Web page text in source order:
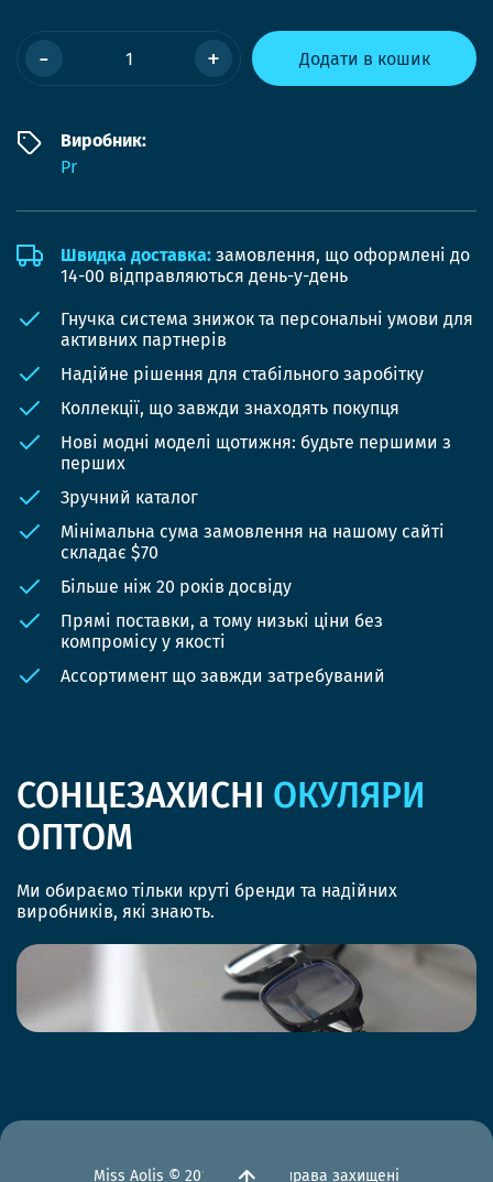
- + Додати в кошик
Виробник:
Pr
Швидка доставка: замовлення, що оформлені до
14-00 відправляються день-у-день
Гнучка система знижок та персональні умови для
активних партнерів
Надійне рішення для стабільного заробітку
Коллекції, що завжди знаходять покупця
Нові модні моделі щотижня: будьте першими з
перших
Зручний каталог
Мінімальна сума замовлення на нашому сайті
складає $70
Більше ніж 20 років досвіду
Прямі поставки, а тому низькі ціни без
компромісу у якості
Ассортимент що завжди затребуваний
СОНЦЕЗАХИСНІ ОКУЛЯРИ
ОПТОМ
Ми обираємо тільки круті бренди та надійних
виробників, які знають.
Miss Aolis © 2012-2026 Всі права захищені